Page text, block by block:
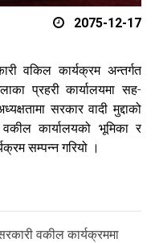
2075-12-17
वकिल कार्यक्रम अन्तर्गत
प्रहरी कार्यालयमा सह-
सरकार वादी मुद्दाको
वकील कार्यालयको भूमिका र
सम्पन्न गरियो ।
वकील कार्यक्रममा